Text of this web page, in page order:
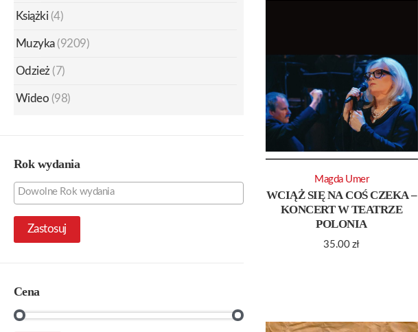
WCIĄŻ SIĘ NA COŚ CZEKA –
KONCERT W TEATRZE
POLONIA
35.00 zł
Magda Umer
Książki (4)
Muzyka (9209)
Odzież (7)
Wideo (98)
Rok wydania
Zastosuj
Cena